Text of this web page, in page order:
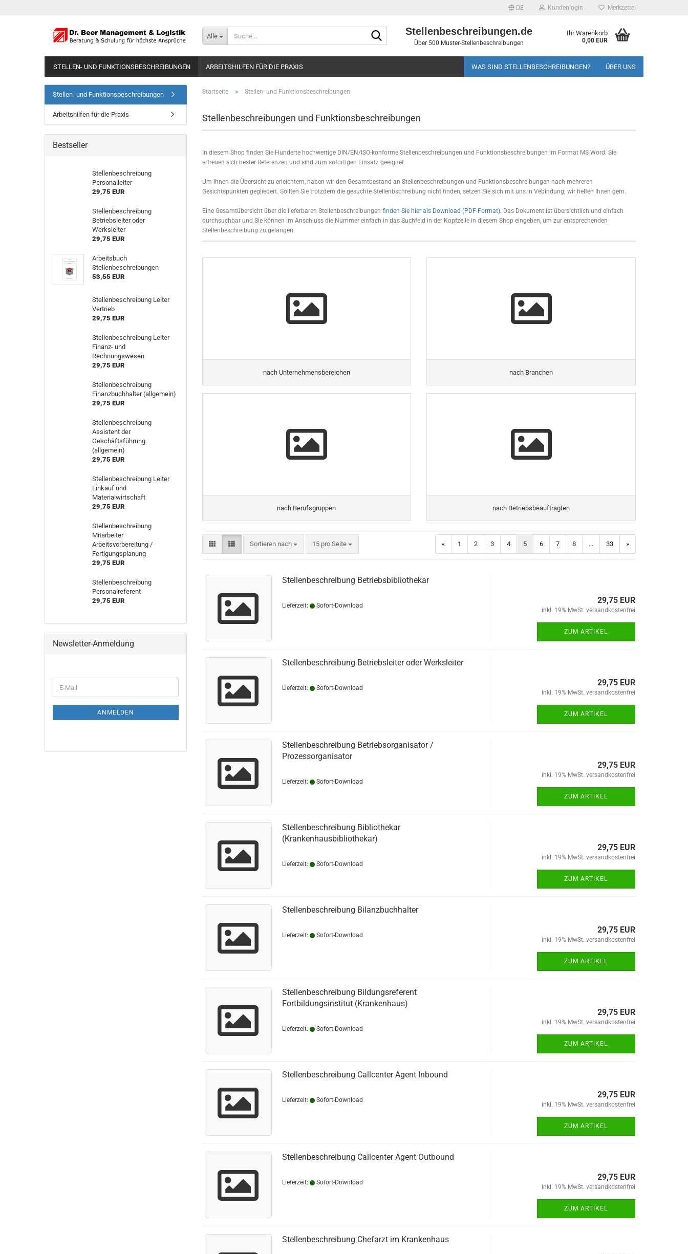
DE Kundenlogin Merkzettel
Alle
Suche...Stellenbeschreibungen.de
Über 500 Muster-Stellenbeschreibungen
Ihr Warenkorb
0,00 EUR
STELLEN- UND FUNKTIONSBESCHREIBUNGEN ARBEITSHILFEN FÜR DIE PRAXIS WAS SIND STELLENBESCHREIBUNGEN? ÜBER UNS
Startseite » Stellen- und Funktionsbeschreibungen
Stellenbeschreibungen und Funktionsbeschreibungen
In diesem Shop finden Sie Hunderte hochwertige DIN/EN/ISO-konforme Stellenbeschreibungen und Funktionsbeschreibungen im Format MS Word. Sie
erfreuen sich bester Referenzen und sind zum sofortigen Einsatz geeignet.
Um Ihnen die Übersicht zu erleichtern, haben wir den Gesamtbestand an Stellenbeschreibungen und Funktionsbeschreibungen nach mehreren
Gesichtspunkten gegliedert. Sollten Sie trotzdem die gesuchte Stellenbschreibung nicht finden, setzen Sie sich mit uns in Vebindung; wir helfen Ihnen gern.
Eine Gesamtübersicht über die lieferbaren Stellenbeschreibungen finden Sie hier als Download (PDF-Format). Das Dokument ist übersichtlich und einfach
durchsuchbar und Sie können im Anschluss die Nummer einfach in das Suchfeld in der Kopfzeile in diesem Shop eingeben, um zur entsprechenden
Stellenbeschreibung zu gelangen.
nach Unternehmensbereichen nach Branchen
nach Berufsgruppen nach Betriebsbeauftragten
Sortieren nach
Sortieren nach 15 pro Seite
pro Seite « 1 2 3 4 5 6 7 8 ... 33 »
Stellenbeschreibung Betriebsbibliothekar
Lieferzeit: Sofort-Download
29,75 EUR
inkl. 19% MwSt. versandkostenfrei
ZUM ARTIKEL
Stellenbeschreibung Betriebsleiter oder Werksleiter
Lieferzeit: Sofort-Download
29,75 EUR
inkl. 19% MwSt. versandkostenfrei
ZUM ARTIKEL
Stellenbeschreibung Betriebsorganisator /
Prozessorganisator
Lieferzeit: Sofort-Download
29,75 EUR
inkl. 19% MwSt. versandkostenfrei
ZUM ARTIKEL
Stellenbeschreibung Bibliothekar
(Krankenhausbibliothekar)
Lieferzeit: Sofort-Download
29,75 EUR
inkl. 19% MwSt. versandkostenfrei
ZUM ARTIKEL
Stellenbeschreibung Bilanzbuchhalter
Lieferzeit: Sofort-Download
29,75 EUR
inkl. 19% MwSt. versandkostenfrei
ZUM ARTIKEL
Stellenbeschreibung Bildungsreferent
Fortbildungsinstitut (Krankenhaus)
Lieferzeit: Sofort-Download
29,75 EUR
inkl. 19% MwSt. versandkostenfrei
ZUM ARTIKEL
Stellenbeschreibung Callcenter Agent Inbound
Lieferzeit: Sofort-Download
29,75 EUR
inkl. 19% MwSt. versandkostenfrei
ZUM ARTIKEL
Stellenbeschreibung Callcenter Agent Outbound
Lieferzeit: Sofort-Download
29,75 EUR
inkl. 19% MwSt. versandkostenfrei
ZUM ARTIKEL
Stellenbeschreibung Chefarzt im Krankenhaus
Stellen- und Funktionsbeschreibungen
Arbeitshilfen für die Praxis
Bestseller
Stellenbeschreibung
Personalleiter
29,75 EUR
Stellenbeschreibung
Betriebsleiter oder
Werksleiter
29,75 EUR
Arbeitsbuch
Stellenbeschreibungen
53,55 EUR
Stellenbeschreibung Leiter
Vertrieb
29,75 EUR
Stellenbeschreibung Leiter
Finanz- und
Rechnungswesen
29,75 EUR
Stellenbeschreibung
Finanzbuchhalter (allgemein)
29,75 EUR
Stellenbeschreibung
Assistent der
Geschäftsführung
(allgemein)
29,75 EUR
Stellenbeschreibung Leiter
Einkauf und
Materialwirtschaft
29,75 EUR
Stellenbeschreibung
Mitarbeiter
Arbeitsvorbereitung /
Fertigungsplanung
29,75 EUR
Stellenbeschreibung
Personalreferent
29,75 EUR
Newsletter-Anmeldung
ZUR
E-
Mail
ANMELDEN